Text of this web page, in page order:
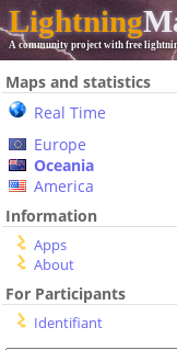
Lightning
A community project with free
Maps and statistics
Real Time
Europe
Oceania
America
Information
Apps
About
For Participants
Identifiant